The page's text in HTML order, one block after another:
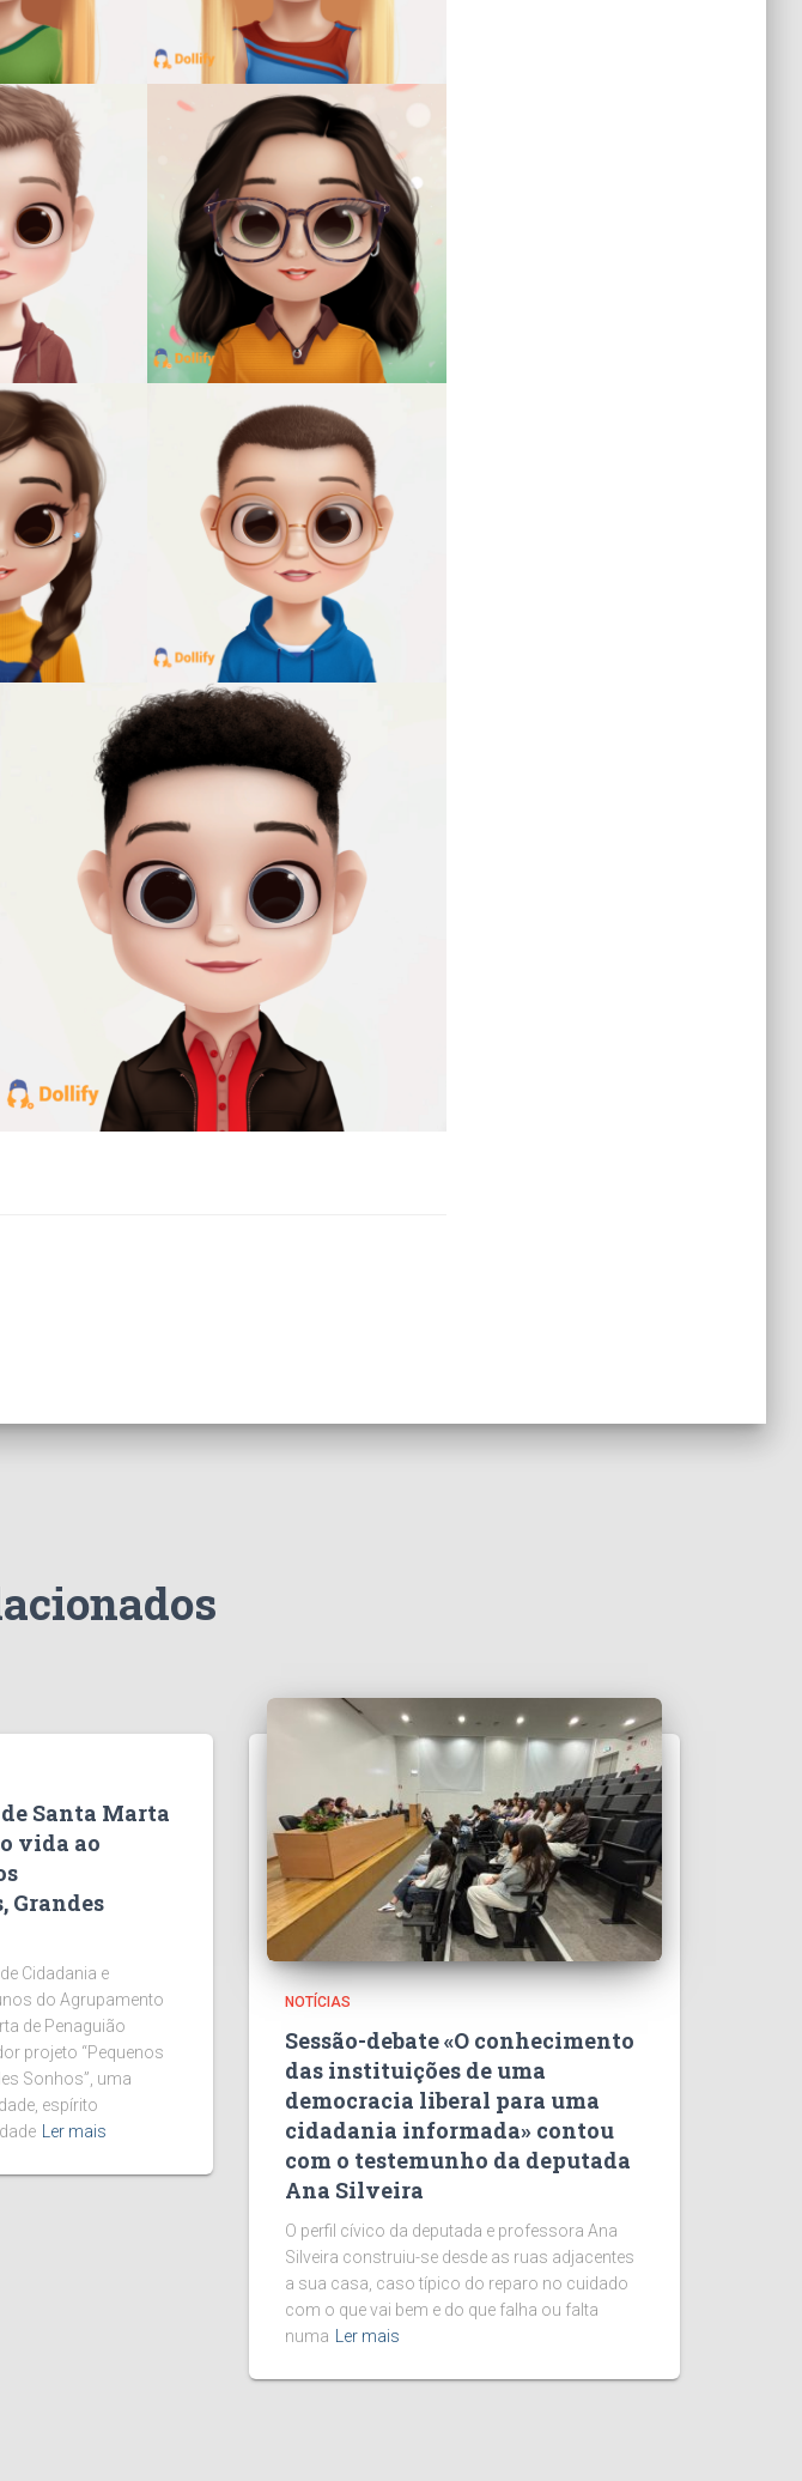
Santa Marta
vida ao
Grandes
Cidadania e
do Agrupamento
de Penaguião
projeto “Pequenos
Sonhos”, uma
espírito
Ler mais
NOTÍCIAS
Sessão-debate «O conhecimento
das instituições de uma
democracia liberal para uma
cidadania informada» contou
com o testemunho da deputada
Ana Silveira
O perfil cívico da deputada e professora Ana
Silveira construiu-se desde as ruas adjacentes
a sua casa, caso típico do reparo no cuidado
com o que vai bem e do que falha ou falta
numa
Ler mais